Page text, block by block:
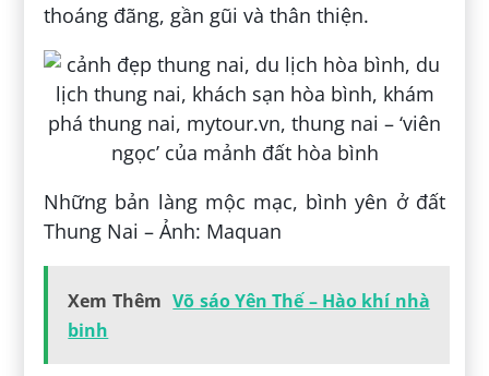
thoáng đãng, gần gũi và thân thiện.
Những bản làng mộc mạc, bình yên ở đất
Thung Nai – Ảnh: Maquan
Xem Thêm Võ sáo Yên Thế – Hào khí nhà
binh